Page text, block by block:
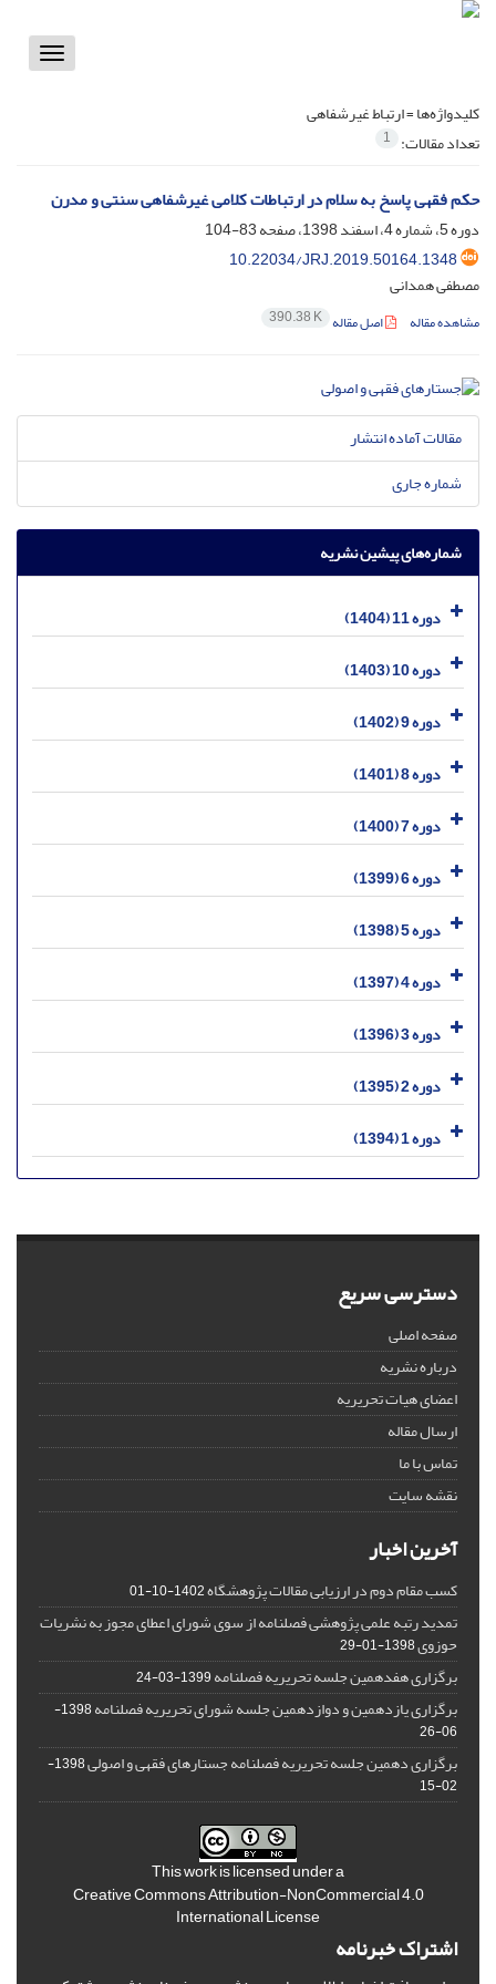
Toggle
کلیدواژه‌ها =ارتباط غیرشفاهی
تعداد مقالات: 1
حکم فقهی پاسخ به سلام در ارتباطات کلامی غیرشفاهی سنتی و مدرن
دوره 5، شماره 4، اسفند 1398، صفحه
83-104
10.22034/JRJ.2019.50164.1348
مصطفی همدانی
مشاهده مقاله اصل مقاله 390.38 K
مقالات آماده انتشار
شماره جاری
شماره‌های پیشین نشریه
دوره 11 (1404)
دوره 10 (1403)
دوره 9 (1402)
دوره 8 (1401)
دوره 7 (1400)
دوره 6 (1399)
دوره 5 (1398)
دوره 4 (1397)
دوره 3 (1396)
دوره 2 (1395)
دوره 1 (1394)
دسترسی سریع
صفحه اصلی
درباره نشریه
اعضای هیات تحریریه
ارسال مقاله
تماس با ما
نقشه سایت
آخرین اخبار
کسب مقام دوم در ارزیابی مقالات پژوهشگاه1402-10-01
تمدید رتبه علمی پژوهشی فصلنامه از سوی شورای اعطای مجوز به نشریات
حوزوی1398-01-29
برگزاری هفدهمین جلسه تحریریه فصلنامه1399-03-24
برگزاری یازدهمین و دوازدهمین جلسه شورای تحریریه فصلنامه
1398-
06-26
برگزاری دهمین جلسه تحریریه فصلنامه جستارهای فقهی و اصولی
1398-
02-15
This work is licensed under a
Creative Commons Attribution-NonCommercial 4.0
International License
اشتراک خبرنامه